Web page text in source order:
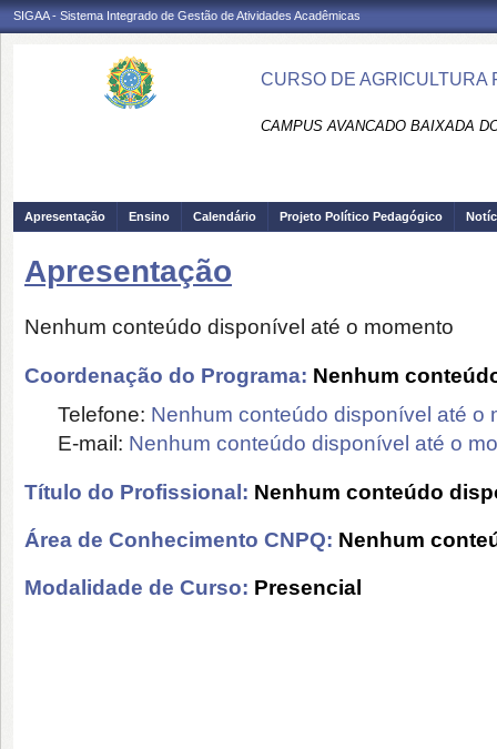
SIGAA - Sistema Integrado de Gestão de Atividades Acadêmicas
CURSO DE AGRICULTURA
CAMPUS AVANCADO BAIXADA
Apresentação Ensino Calendário Projeto Político Pedagógico
Apresentação
Nenhum conteúdo disponível até o momento
Coordenação do Programa: Nenhum
Telefone: Nenhum conteúdo disponível até o
E-mail: Nenhum conteúdo disponível até o
Título do Profissional: Nenhum conteúdo
Área de Conhecimento CNPQ: Nenhum
Modalidade de Curso: Presencial